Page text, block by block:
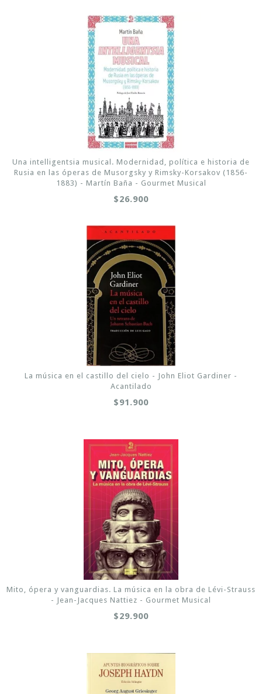
Una intelligentsia musical. Modernidad, política e historia de
Rusia en las óperas de Musorgsky y Rimsky-Korsakov (1856-
1883) - Martín Baña - Gourmet Musical
$26.900
La música en el castillo del cielo - John Eliot Gardiner -
Acantilado
$91.900
Mito, ópera y vanguardias. La música en la obra de Lévi-Strauss
- Jean-Jacques Nattiez - Gourmet Musical
$29.900